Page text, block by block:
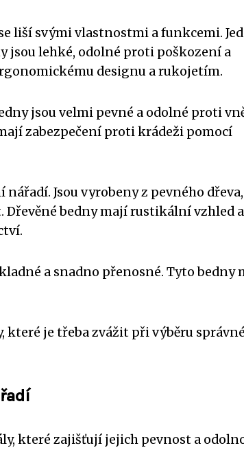
liší svými vlastnostmi a funkcemi.
jsou lehké, odolné proti poškození a
designu a rukojetím.
jsou velmi pevné a odolné proti
zabezpečení proti krádeži pomocí
Jsou vyrobeny z pevného dřeva,
bedny mají rustikální vzhled a
a snadno přenosné. Tyto bedny
které je třeba zvážit při výběru
které zajišťují jejich pevnost a